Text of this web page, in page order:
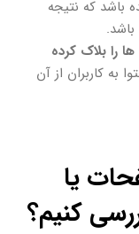
که نتیجه
را بلاک کرده
به کاربران از آن
یا
کنیم؟